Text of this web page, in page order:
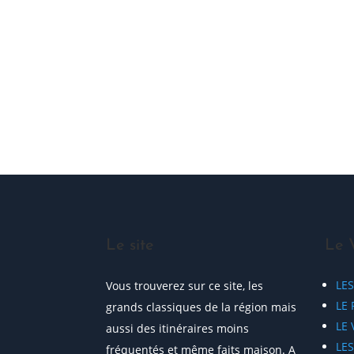
Le site
Vous trouverez sur ce site, les
grands classiques de la région mais
aussi des itinéraires moins
fréquentés et même faits maison. A
Le
LE
LE